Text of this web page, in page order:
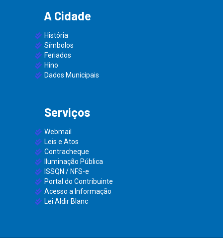
A Cidade
História
Símbolos
Feriados
Hino
Dados Municipais
Serviços
Webmail
Leis e Atos
Contracheque
Iluminação Pública
ISSQN / NFS-e
Portal do Contribuinte
Acesso a Informação
Lei Aldir Blanc